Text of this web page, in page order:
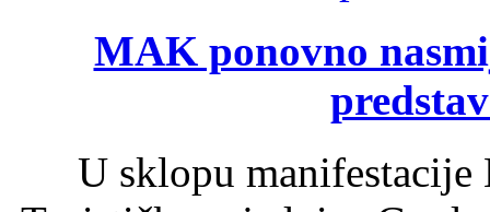
MAK ponovno
U sklopu